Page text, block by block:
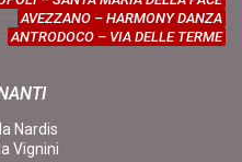
AVEZZANO – HARMONY DANZA
ANTRODOCO – VIA DELLE TERME
Nardis
Vignini